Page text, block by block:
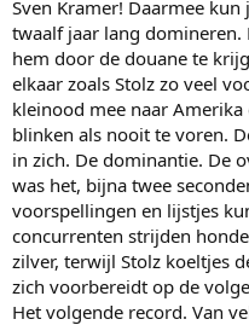
Sven Kramer! Daarmee
twaalf jaar lang domineren.
hem door de douane te
elkaar zoals Stolz zo veel
kleinood mee naar
blinken als nooit te voren.
in zich. De dominantie. De
was het, bijna twee
voorspellingen en lijstjes
concurrenten strijden
zilver, terwijl Stolz koeltjes
zich voorbereidt op de
Het volgende record. Van